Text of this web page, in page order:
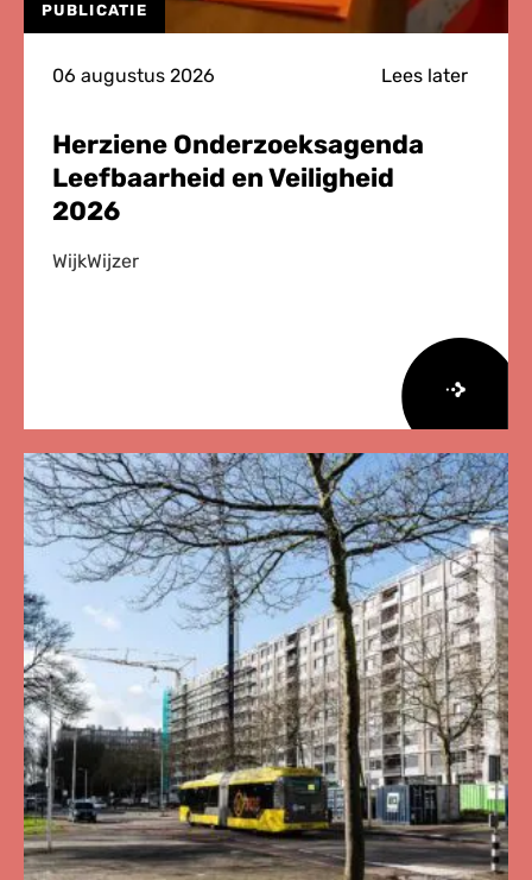
PUBLICATIE
06 augustus 2026 Lees later
Herziene Onderzoeksagenda
Leefbaarheid en Veiligheid
2026
WijkWijzer
meer
over
Herziene
Onderzoeksagenda
Leefbaarheid
en
Veiligheid
2026